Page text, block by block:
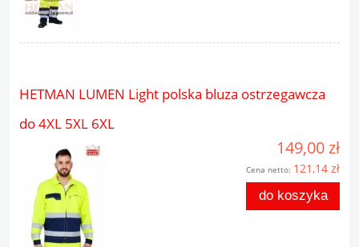
HETMAN LUMEN Light polska bluza ostrzegawcza
do 4XL 5XL 6XL
149,00 zł
Cena netto: 121,14 zł
do koszyka